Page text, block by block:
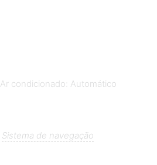
Ar condicionado: Automático
Sistema de navegação